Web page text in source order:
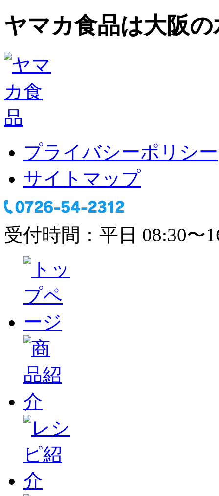
ヤマカ食品は大阪
プライバシーポリシー
サイトマップ
受付時間：平日 08:30